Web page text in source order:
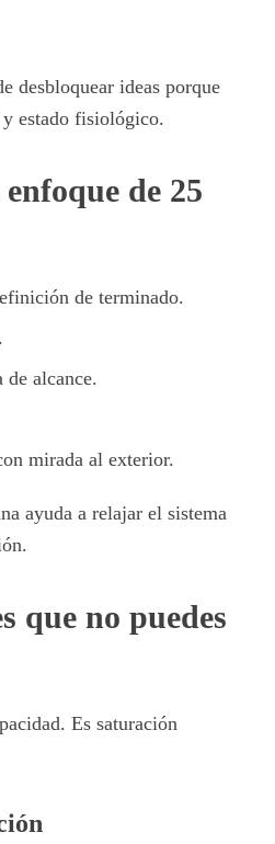
desbloquear ideas porque
estado fisiológico.
de 25
de terminado.
alcance.
mirada al exterior.
ayuda a relajar el sistema
que no puedes
Es saturación